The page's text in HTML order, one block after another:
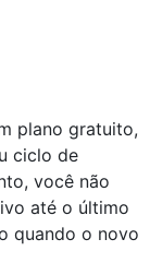
plano gratuito,
ciclo de
você não
até o último
quando o novo